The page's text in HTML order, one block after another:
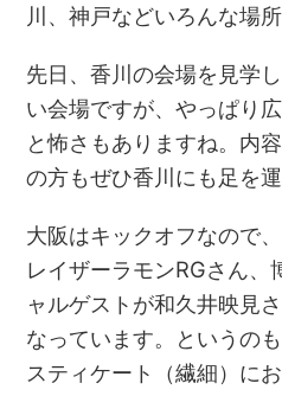
川、神戸などいろんな場
先日、香川の会場を見学
い会場ですが、やっぱり
と怖さもありますね。内
の方もぜひ香川にも足を
大阪はキックオフなので
レイザーラモンRGさん、
ャルゲストが和久井映見
なっています。というの
スティケート（繊細）に